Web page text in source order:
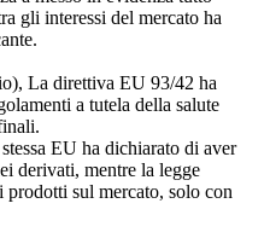
gli interessi del mercato ha
La direttiva EU 93/42 ha
a tutela della salute
EU ha dichiarato di aver
derivati, mentre la legge
prodotti sul mercato, solo con